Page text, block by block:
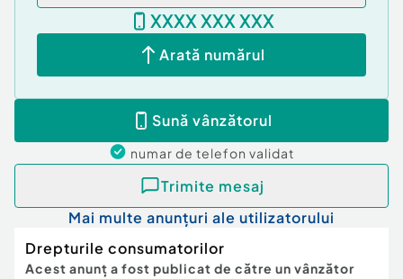
XXXX XXX XXX
Arată numărul
Sună vânzătorul
numar de telefon validat
Trimite mesaj
Mai multe anunțuri ale utilizatorului
Drepturile consumatorilor
Acest anunț a fost publicat de către un vânzător